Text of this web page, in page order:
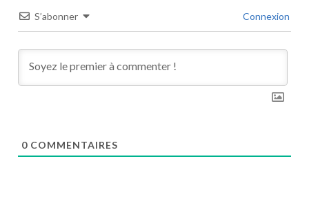
S’abonner Connexion
0 COMMENTAIRES